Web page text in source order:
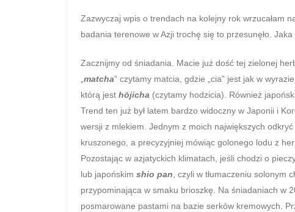
Zazwyczaj wpis o trendach na kolejny rok wrzucałam
badania terenowe w Azji trochę się to przesunęło.
Zacznijmy od śniadania. Macie już dość tej zielonej
matcha” czytamy matcia, gdzie „cia” jest jak w
którą jest hōjicha (czytamy hodzicia). Również
Trend ten już był latem bardzo widoczny w Japonii i
wersji z mlekiem. Jednym z moich największych
kruszonego, a precyzyjniej mówiąc golonego lodu z
Pozostając w azjatyckich klimatach, jeśli chodzi o
lub japońskim shio pan , czyli w tłumaczeniu solonym
przypominająca w smaku brioszkę. Na śniadaniach w
posmarowane pastami na bazie serków kremowych.